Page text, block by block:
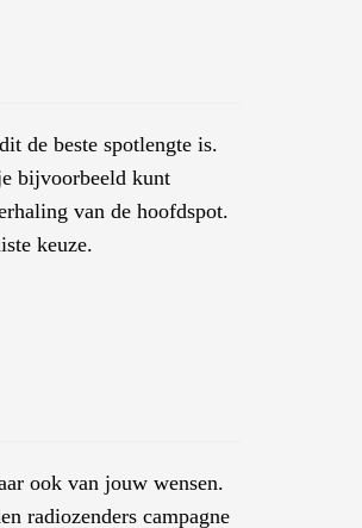
de beste spotlengte is.
bijvoorbeeld kunt
van de hoofdspot.
keuze.
ook van jouw wensen.
radiozenders campagne